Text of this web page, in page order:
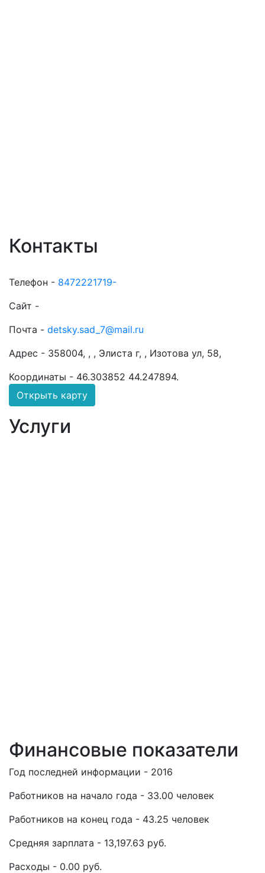
Контакты
Телефон - 8472221719-
Сайт -
Почта - detsky.sad_7@mail.ru
Адрес - 358004, , , Элиста г, , Изотова ул, 58,
Координаты - 46.303852 44.247894.
Открыть карту
Услуги
Финансовые показатели
Год последней информации - 2016
Работников на начало года - 33.00 человек
Работников на конец года - 43.25 человек
Средняя зарплата - 13,197.63 руб.
Расходы - 0.00 руб.